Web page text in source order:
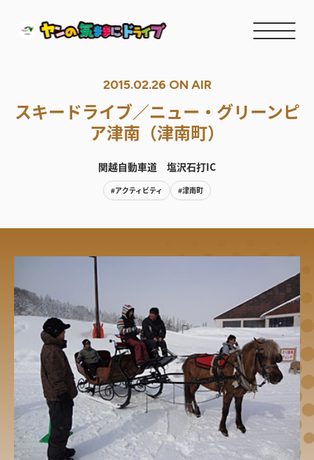
2015.02.26 ON AIR
スキードライブ／ニュー・グリーンピ
ア津南（津南町）
関越自動車道 塩沢石打IC
#アクティビティ #津南町